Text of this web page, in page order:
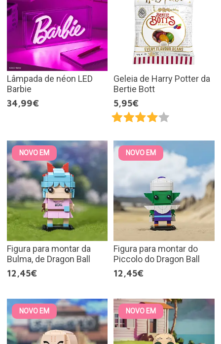
Lâmpada de néon LED
Barbie
34,99€
Geleia de Harry Potter da
Bertie Bott
5,95€
NOVO EM
Figura para montar da
Bulma, de Dragon Ball
12,45€
NOVO EM
Figura para montar do
Piccolo do Dragon Ball
12,45€
NOVO EM NOVO EM